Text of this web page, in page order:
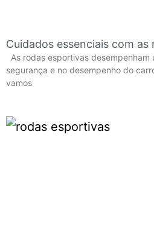
Cuidados essenciais com
As rodas esportivas desempenham
segurança e no desempenho do
vamos